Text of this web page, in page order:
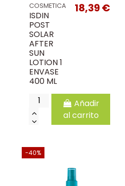
COSMETICA
ISDIN
POST
SOLAR
AFTER
SUN
LOTION 1
ENVASE
400 ML
18,39 €
Añadir
al carrito
-40%